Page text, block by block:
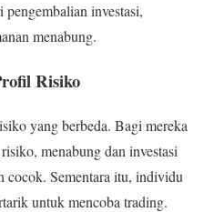
investasi,
menabung.
Risiko
yang berbeda. Bagi mereka
menabung dan investasi
cocok. Sementara itu, individu
untuk mencoba trading.